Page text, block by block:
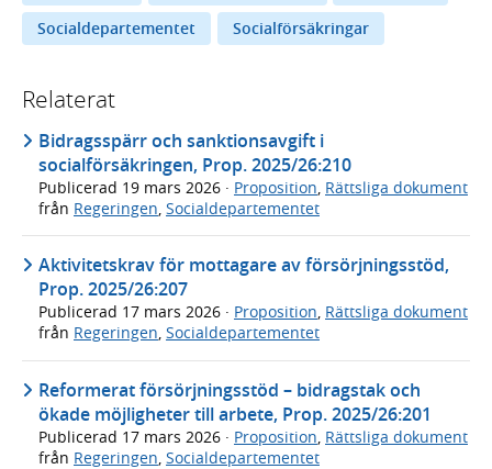
Socialdepartementet
Socialförsäkringar
Relaterat
Bidragsspärr och sanktionsavgift i
socialförsäkringen, Prop. 2025/26:210
Publicerad 19 mars 2026 · Proposition Rättsliga dokument
från Regeringen Socialdepartementet
Aktivitetskrav för mottagare av försörjningsstöd,
Prop. 2025/26:207
Publicerad 17 mars 2026 · Proposition, Rättsliga dokument
från Regeringen, Socialdepartementet
Reformerat försörjningsstöd – bidragstak och
ökade möjligheter till arbete, Prop. 2025/26:201
Publicerad 17 mars 2026 · Proposition, Rättsliga dokument
från Regeringen, Socialdepartementet